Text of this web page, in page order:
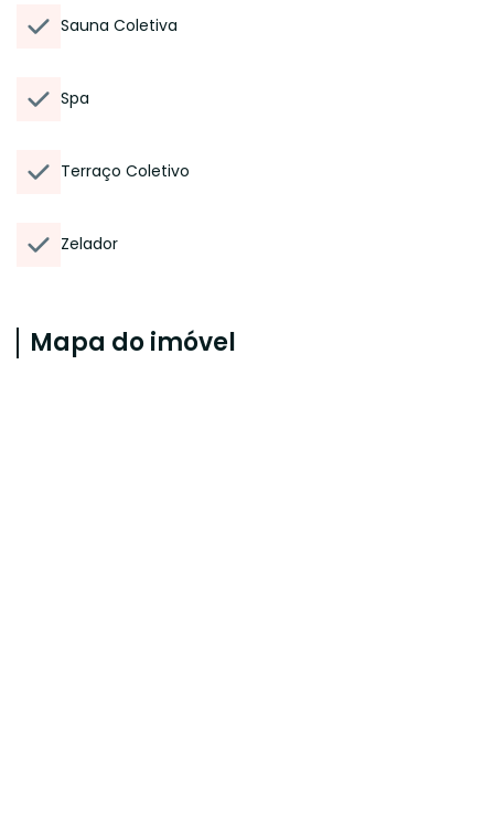
Sauna Coletiva
Spa
Terraço Coletivo
Zelador
Mapa do imóvel